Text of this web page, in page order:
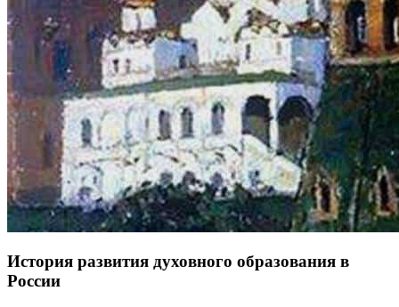
История развития духовного образования в
России